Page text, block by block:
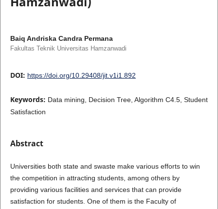
Baiq Andriska Candra Permana
Fakultas Teknik Universitas Hamzanwadi
DOI: https://doi.org/10.29408/jit.v1i1.892
Keywords: Data mining, Decision Tree, Algorithm C4.5, Student
Satisfaction
Abstract
Universities both state and swaste make various efforts to win
the competition in attracting students, among others by
providing various facilities and services that can provide
satisfaction for students. One of them is the Faculty of